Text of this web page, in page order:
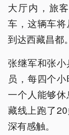
大厅内，旅
车，这辆车
到达西藏昌都。
张继军和张
员，每四个
一个人能够
藏线上跑了
深有感触。